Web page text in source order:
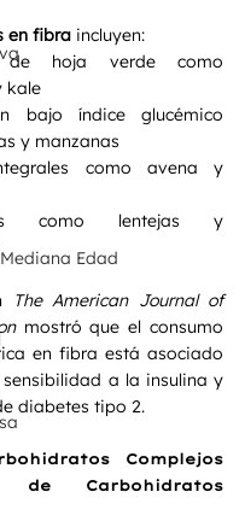
Edad
en fibra incluyen:
de hoja verde como
kale
bajo índice glucémico
y manzanas
como avena y
como lentejas y
The American Journal of
mostró que el consumo
en fibra está asociado
a la insulina y
diabetes tipo 2.
Complejos
Carbohidratos